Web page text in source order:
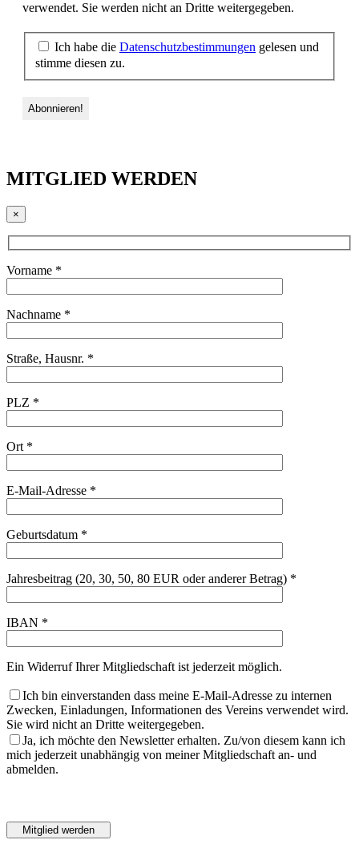
verwendet. Sie werden nicht an Dritte weitergegeben.
Ich habe die Datenschutzbestimmungen gelesen und
stimme diesen zu.
MITGLIED WERDEN
×
Vorname *
Nachname *
Straße, Hausnr. *
PLZ *
Ort *
E-Mail-Adresse *
Geburtsdatum *
Jahresbeitrag (20, 30, 50, 80 EUR oder anderer Betrag) *
IBAN *
Ein Widerruf Ihrer Mitgliedschaft ist jederzeit möglich.
Ich bin einverstanden dass meine E-Mail-Adresse zu internen
Zwecken, Einladungen, Informationen des Vereins verwendet wird.
Sie wird nicht an Dritte weitergegeben.
Ja, ich möchte den Newsletter erhalten. Zu/von diesem kann ich
mich jederzeit unabhängig von meiner Mitgliedschaft an- und
abmelden.
dieses
Feld
lasse
dieses